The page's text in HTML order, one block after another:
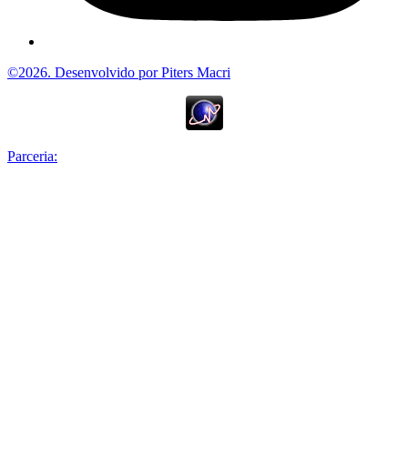
©2026. Desenvolvido por Piters Macri
Parceria: